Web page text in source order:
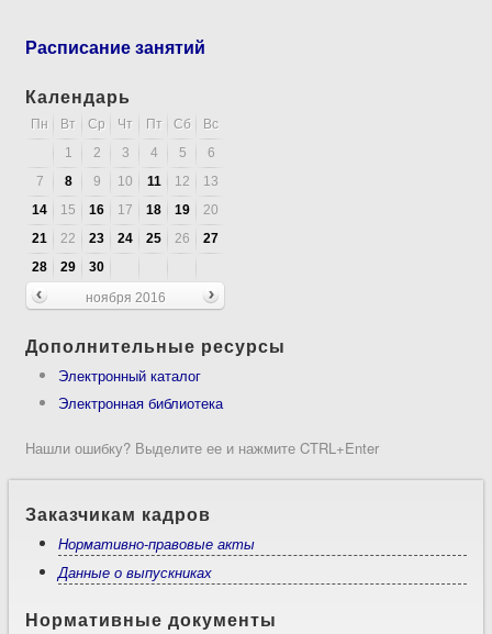
Расписание занятий
Календарь
Пн Вт Ср Чт Пт Сб
Вс
1
2 3 4 5
6
7
8 9 10 11 12
13
14
15 16 17 18 19
20
21
22 23 24 25 26
27
28
29
30
ноября 2016
Дополнительные ресурсы
Электронный каталог
Электронная библиотека
Нашли ошибку? Выделите ее и нажмите CTRL+Enter
Заказчикам кадров
Нормативно-правовые акты
Данные о выпускниках
Нормативные документы